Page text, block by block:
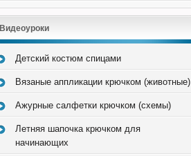
Видеоуроки
Детский костюм спицами
Вязаные аппликации крючком (животные)
Ажурные салфетки крючком (схемы)
Летняя шапочка крючком для
начинающих